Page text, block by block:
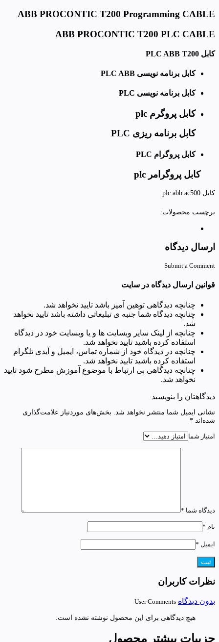
ABB PROCONTIC T200 Programming CABLE
ABB PROCONTIC T200 PLC CABLE
کابل PLC ABB T200
کابل برنامه نویسی PLC ABB
کابل برنامه نویسی PLC
کابل پروگرم plc
کابل برنامه ریزی PLC
کابل پروگرام PLC
کابل پروگرامر
کابل plc abb ac500
برچسب محصولات:
ارسال دیدگاه
Submit a Comment
قوانین ارسال دیدگاه در سایت
چنانچه دیدگاهی توهین آمیز باشد تایید نخواهد شد.
چنانچه دیدگاه شما جنبه ی تبلیغاتی داشته باشد تایید نخواهد
شد.
چنانچه از لینک سایر وبسایت ها و یا وبسایت خود در دیدگاه
استفاده کرده باشید تایید نخواهد شد.
چنانچه در دیدگاه خود از شماره تماس، ایمیل و آیدی تلگرام
استفاده کرده باشید تایید نخواهد شد.
چنانچه دیدگاهی بی ارتباط با موضوع آموزش مطرح شود تایید
نخواهد شد.
دیدگاهتان را بنویسید
نشانی ایمیل شما منتشر نخواهد شد.
بخش‌های موردنیاز علامت‌گذاری
شده‌اند *
امتیاز شما
دیدگاه شما *
نام *
ایمیل *
نظرات کاربران
بدون دیدگاه User Comments
هیچ دیدگاهی برای این محصول نوشته نشده است.
جزییات بیشتر محصول